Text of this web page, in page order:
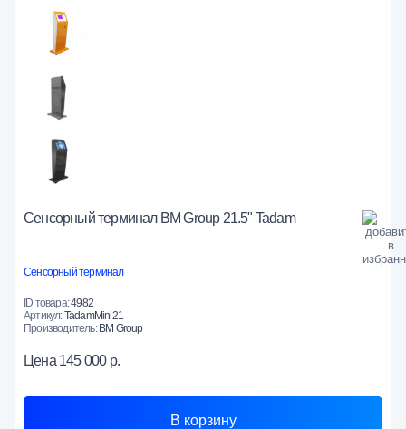
Сенсорный терминал BM Group 21.5" Tadam
Сенсорный терминал
ID товара:4982
Артикул:TadamMini21
Производитель:BM Group
Цена 145 000 р.
В корзину